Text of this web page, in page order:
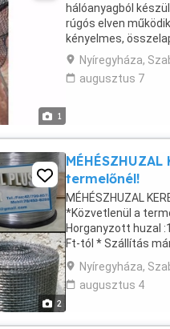
1
hálóanyagból
rúgós elven
kényelmes,
Nyíregyháza,
augusztus 7
2
termelőnél!
MÉHÉSZHUZAL
*Közvetlenül a
Horganyzott huzal
Ft-tól * Szállítás
Házhozszállításnál
Nyíregyháza,
augusztus 4